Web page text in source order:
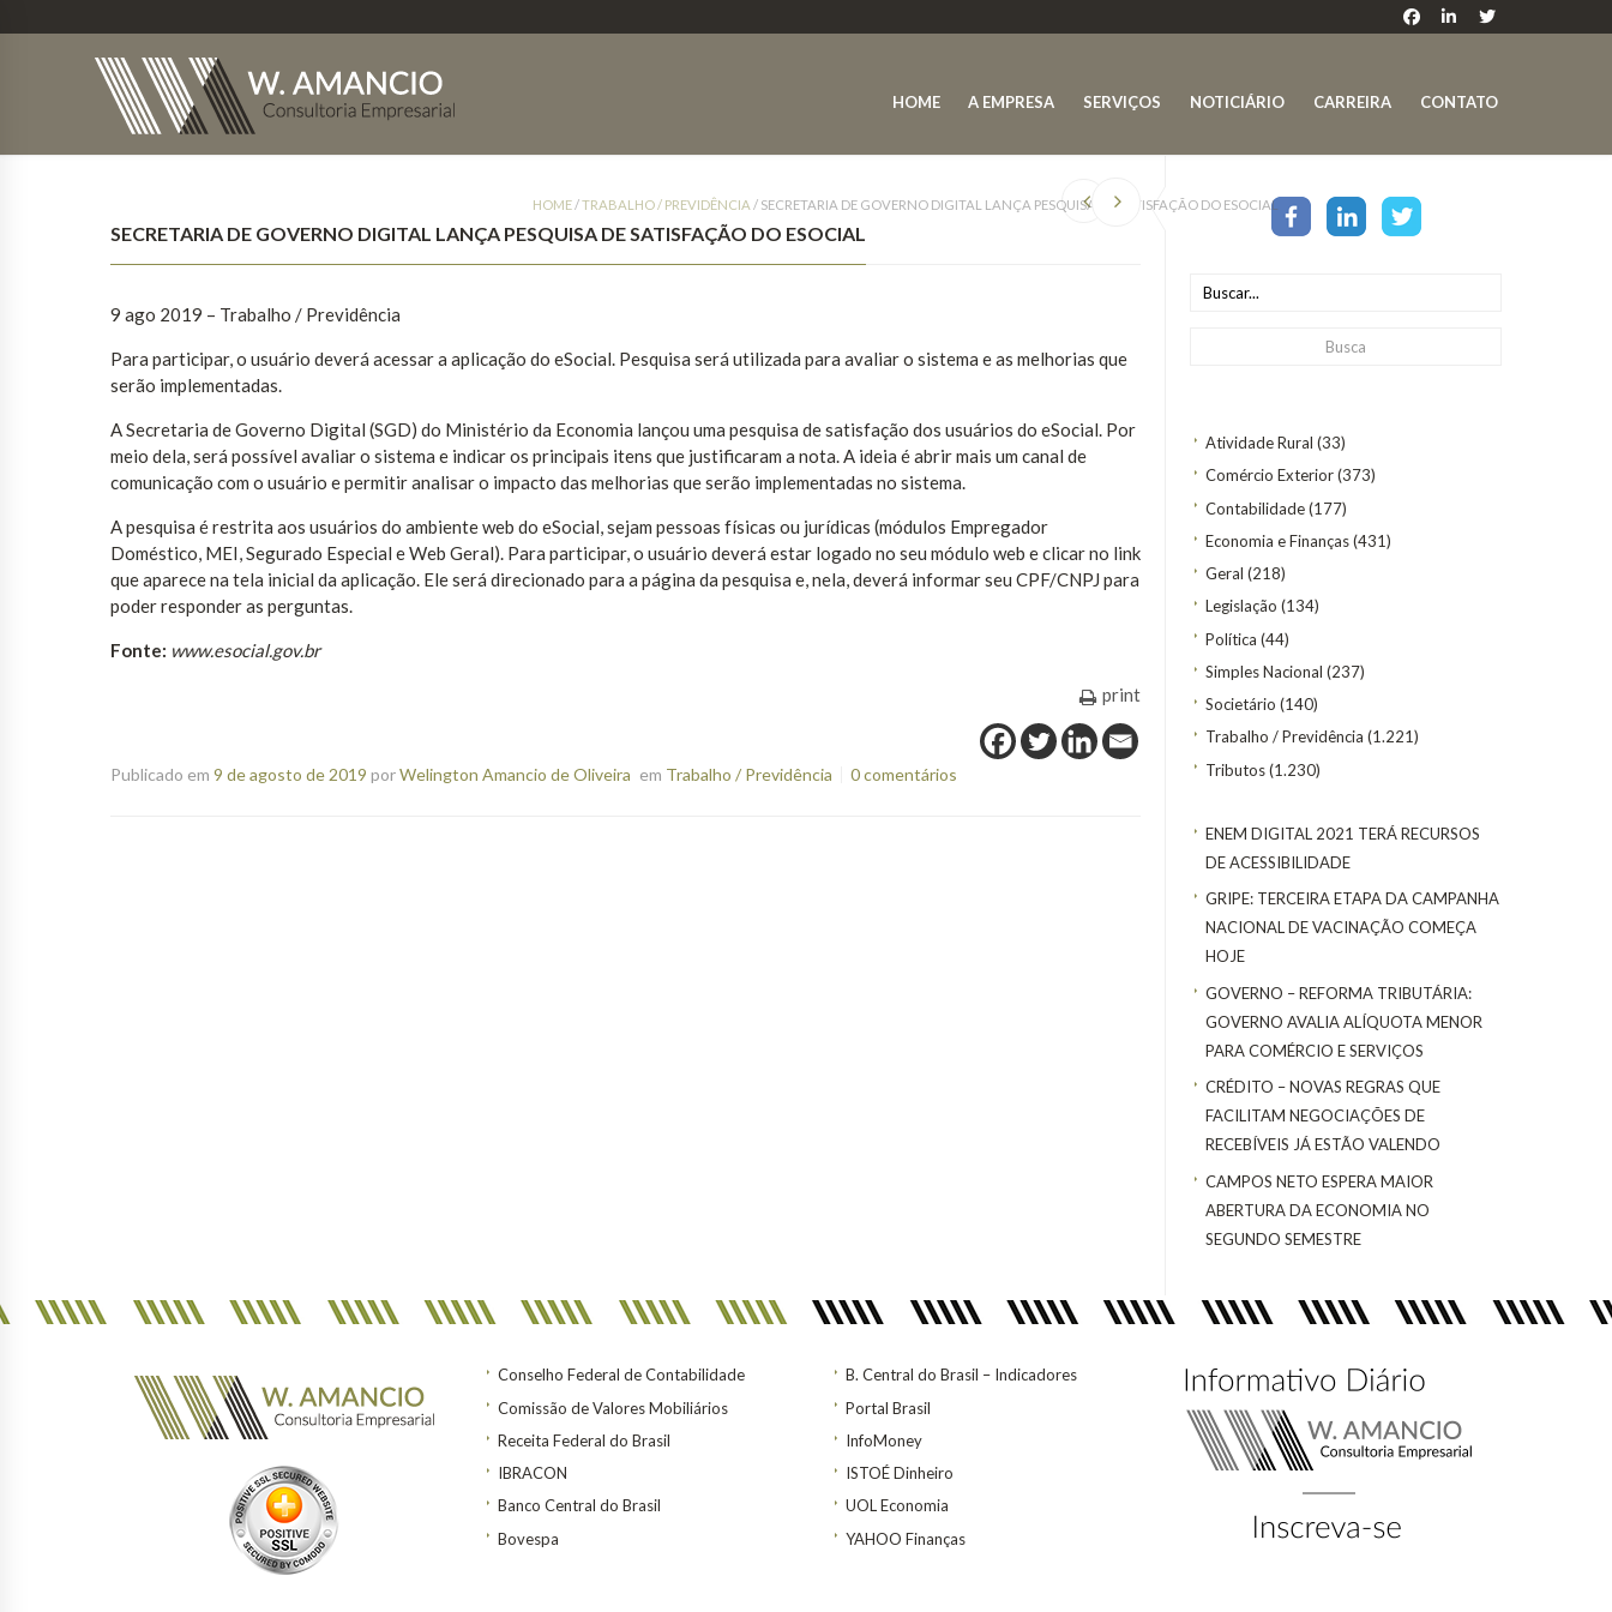
HOME A EMPRESA SERVIÇOS NOTICIÁRIO CARREIRA CONTATO
Atividade Rural (33)
Comércio Exterior(373)
Contabilidade(177)
Economia e Finanças(431)
Geral (218)
Legislação (134)
Política (44)
Simples Nacional (237)
Societário (140)
Trabalho / Previdência (1.221)
Tributos(1.230)
ENEM DIGITAL 2021 TERÁ RECURSOS
DE ACESSIBILIDADE
GRIPE: TERCEIRA ETAPA DA CAMPANHA
NACIONAL DE VACINAÇÃO COMEÇA
HOJE
GOVERNO – REFORMA TRIBUTÁRIA:
GOVERNO AVALIA ALÍQUOTA MENOR
PARA COMÉRCIO E SERVIÇOS
CRÉDITO – NOVAS REGRAS QUE
FACILITAM NEGOCIAÇÕES DE
RECEBÍVEIS JÁ ESTÃO VALENDO
CAMPOS NETO ESPERA MAIOR
ABERTURA DA ECONOMIA NO
SEGUNDO SEMESTRE
HOME/TRABALHO / PREVIDÊNCIA / SECRETARIA DE GOVERNO DIGITAL LANÇA PESQUISA DE SATISFAÇÃO DO ESOCIAL
SECRETARIA DE GOVERNO DIGITAL LANÇA PESQUISA DE SATISFAÇÃO DO ESOCIAL
9 ago 2019 – Trabalho / Previdência
Para participar, o usuário deverá acessar a aplicação do eSocial. Pesquisa será utilizada para avaliar o sistema e as melhorias que
serão implementadas.
A Secretaria de Governo Digital (SGD) do Ministério da Economia lançou uma pesquisa de satisfação dos usuários do eSocial. Por
meio dela, será possível avaliar o sistema e indicar os principais itens que justificaram a nota. A ideia é abrir mais um canal de
comunicação com o usuário e permitir analisar o impacto das melhorias que serão implementadas no sistema.
A pesquisa é restrita aos usuários do ambiente web do eSocial, sejam pessoas físicas ou jurídicas (módulos Empregador
Doméstico, MEI, Segurado Especial e Web Geral). Para participar, o usuário deverá estar logado no seu módulo web e clicar no link
que aparece na tela inicial da aplicação. Ele será direcionado para a página da pesquisa e, nela, deverá informar seu CPF/CNPJ para
poder responder as perguntas.
Fonte: www.esocial.gov.br
print
Publicado em 9 de agosto de 2019 porWelington Amancio de Oliveira em Trabalho / Previdência 0 comentários
Conselho Federal de Contabilidade
Comissão de Valores Mobiliários
Receita Federal do Brasil
IBRACON
Banco Central do Brasil
Bovespa
B. Central do Brasil – Indicadores
Portal Brasil
InfoMoney
ISTOÉ Dinheiro
UOL Economia
YAHOO Finanças